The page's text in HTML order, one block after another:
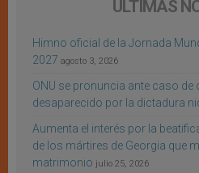
ÚLTIMAS
Himno oficial de la Jornada
2027 agosto 3, 2026
ONU se pronuncia ante caso
desaparecido por la dictadura
Aumenta el interés por la
de los mártires de Georgia que
matrimonio julio 25, 2026